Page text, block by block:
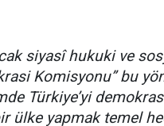
siyasî hukuki ve
Komisyonu” bu
Türkiye’yi
ülke yapmak temel